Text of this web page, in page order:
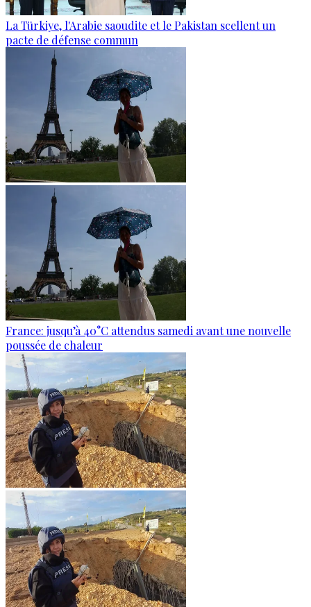
La Türkiye, l'Arabie saoudite et le Pakistan scellent un
pacte de défense commun
France: jusqu’à 40°C attendus samedi avant une nouvelle
poussée de chaleur